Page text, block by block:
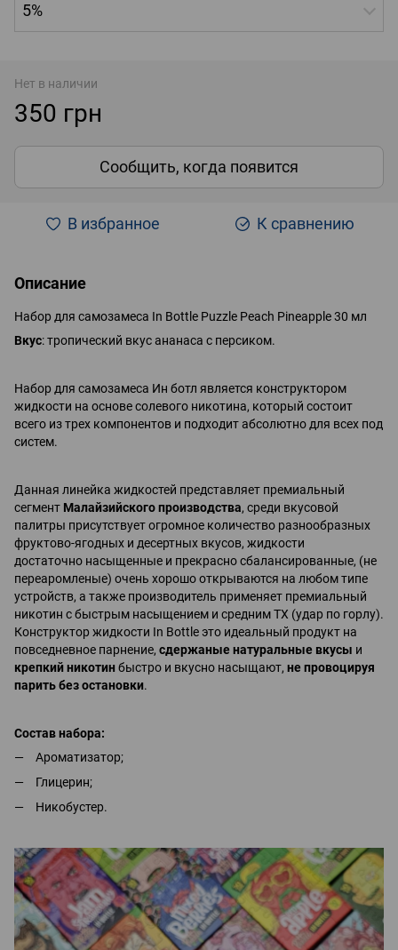
5%
Нет в наличии
350 грн
Сообщить, когда появится
В избранное К сравнению
Описание
Набор для самозамеса In Bottle Puzzle Peach Pineapple 30 мл
Вкус: тропический вкус ананаса с персиком.
Набор для самозамеса Ин ботл является конструктором
жидкости на основе солевого никотина, который состоит
всего из трех компонентов и подходит абсолютно для всех под
систем.
Данная линейка жидкостей представляет премиальный
сегмент Малайзийского производства, среди вкусовой
палитры присутствует огромное количество разнообразных
фруктово-ягодных и десертных вкусов, жидкости
достаточно насыщенные и прекрасно сбалансированные, (не
переаромленые) очень хорошо открываются на любом типе
устройств, а также производитель применяет премиальный
никотин с быстрым насыщением и средним ТХ (удар по горлу).
Конструктор жидкости In Bottle это идеальный продукт на
повседневное парнение, сдержаные натуральные вкусы и
крепкий никотинбыстро и вкусно насыщают, не провоцируя
парить без остановки.
Состав набора:
Ароматизатор;
Глицерин;
Никобустер.